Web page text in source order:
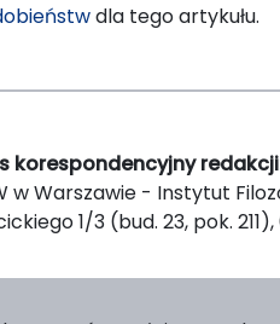
dla tego artykułu.
korespondencyjny
w Warszawie - Instytut
1/3 (bud. 23, pok.